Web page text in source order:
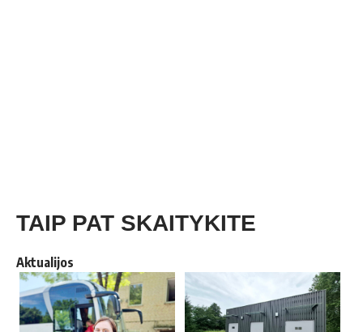
TAIP PAT SKAITYKITE
Aktualijos